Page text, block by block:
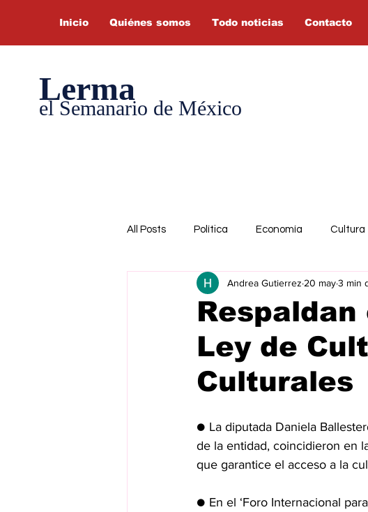
Inicio Quiénes somos Todo noticias Contacto
Lerma
el Semanario de México
All Posts Política Economía Cultura
Ley de
Culturales
Andrea Gutierrez 20 may3 min
● La diputada Daniela
de la entidad, coincidieron en
que garantice el acceso a la
● En el ‘Foro Internacional